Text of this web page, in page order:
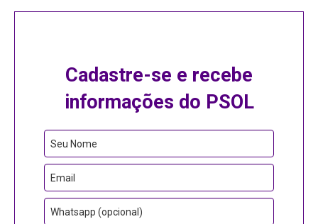
Cadastre-se e recebe
informações do PSOL
Seu Nome
Email
Whatsapp (opcional)